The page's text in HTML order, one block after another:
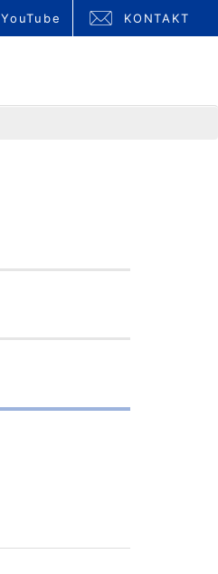
KONTAKT
YouTube